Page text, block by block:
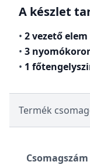
A készlet
• 2 vezető elem
• 3
• 1
Termék
Csomagszám